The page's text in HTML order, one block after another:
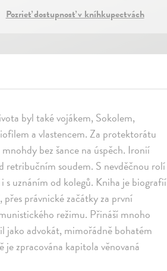
Pozrieť dostupnosť v kníhkupectvách
byl také vojákem, Sokolem,
a vlastencem. Za protektorátu
bez šance na úspěch. Ironií
retribučním soudem. S nevděčnou rolí
s uznáním od kolegů. Kniha je biografií
právnické začátky za první
režimu. Přináší mnoho
jako advokát, mimořádně bohatém
zpracována kapitola věnovaná